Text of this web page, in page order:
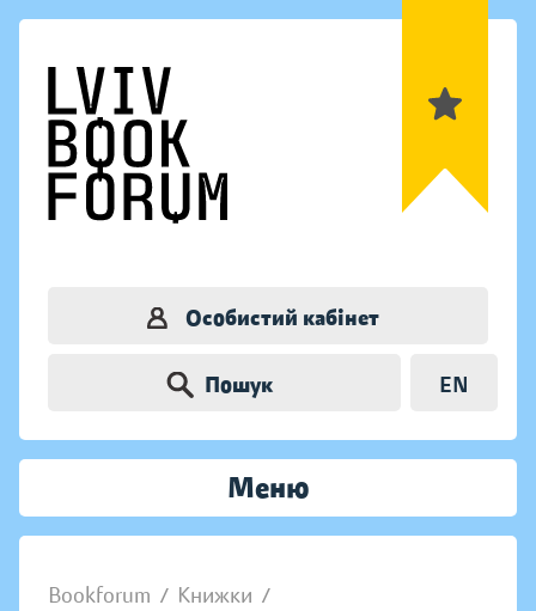
Особистий кабінет
Пошук EN
Меню
Bookforum / Книжки /